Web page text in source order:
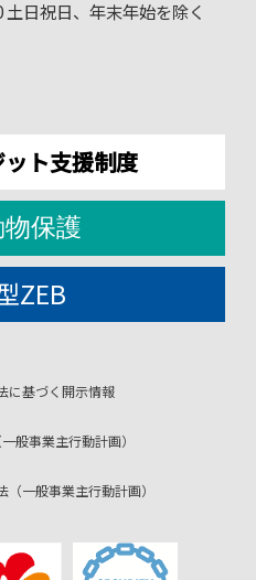
日祝日、年末年始を除く
ト支援制度
保護
ZEB
に基づく開示情報
般事業主行動計画）
（一般事業主行動計画）